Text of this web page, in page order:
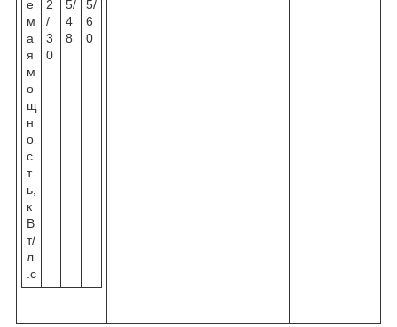
е
м
а
я
м
о
щ
н
о
с
т
ь,
к
В
т/
л
.с
2
/
3
0
5/
4
8
5/
6
0